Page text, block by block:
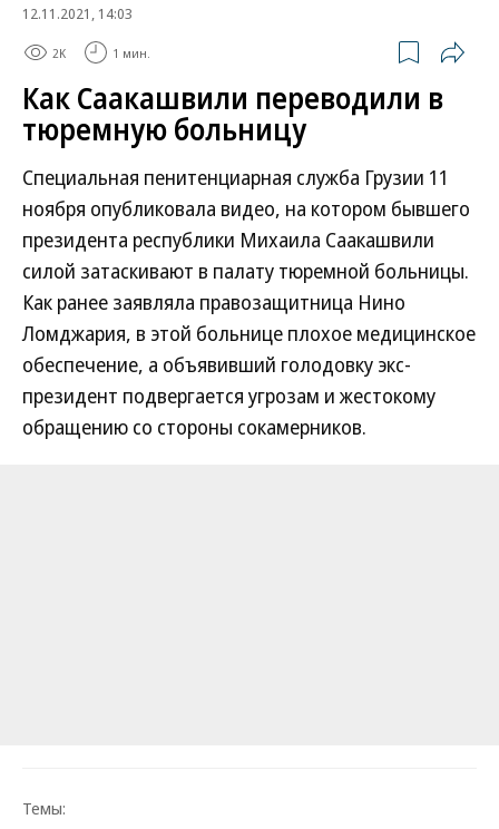
12.11.2021, 14:03
2K 1 мин.
Как Саакашвили переводили в
тюремную больницу
Специальная пенитенциарная служба Грузии 11
ноября опубликовала видео, на котором бывшего
президента республики Михаила Саакашвили
силой затаскивают в палату тюремной больницы.
Как ранее заявляла правозащитница Нино
Ломджария, в этой больнице плохое медицинское
обеспечение, а объявивший голодовку экс-
президент подвергается угрозам и жестокому
обращению со стороны сокамерников.
Темы: